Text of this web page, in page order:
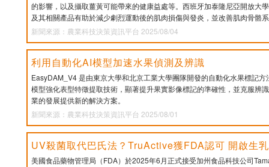
的影響，以及攝取薑黃可能帶來的健康益處等。西班牙加泰隆尼亞開放大
及其相關產品有助於減少劇烈運動後的肌肉損傷與發炎，並改善肌肉骨骼
新聞來源：農業科技決策資訊平台 2025/08/04
利用自動化AI模型加速水果偵測及辨識
EasyDAM_V4 是由東京大學和北京工業大學團隊開發的自動化水果標記
模型強化表型特徵提取技術，顯著提升果實影像標記的準確性，並克服辨
業的發展提供新的解決方案。
新聞來源：農業科技決策資訊平台 2025/08/01
UV殺菌取代巴氏法？TruActive獲FDA認可 開啟生
美國食品藥物管理局（FDA）於2025年6月正式接受加州食品科技公司